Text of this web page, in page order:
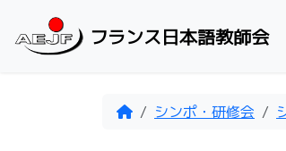
フランス日本語教師会
Homeシンポ・研修会